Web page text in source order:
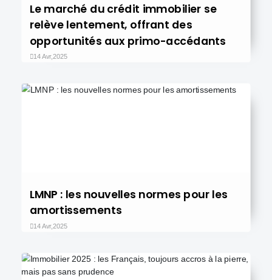
Le marché du crédit immobilier se
relève lentement, offrant des
opportunités aux primo-accédants
14 Avr,2025
LMNP : les nouvelles normes pour les
amortissements
14 Avr,2025